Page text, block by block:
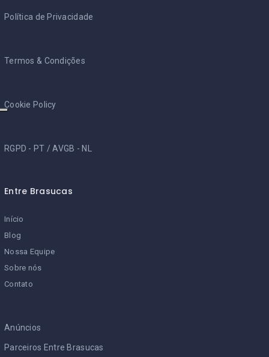
Política de Privacidade
Termos & Condições
Cookie Policy
RGPD - PT /AVGB - NL
Entre Brasucas
Início
Blog
Nossa Equipe
Sobre nós
Contato
Anúncios
Parceiros Entre Brasucas